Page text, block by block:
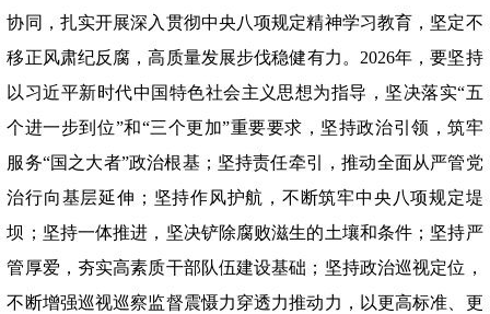
协同，扎实开展深入贯彻中央八项规定精神学习教育，坚定不
移正风肃纪反腐，高质量发展步伐稳健有力。2026年，要坚持
以习近平新时代中国特色社会主义思想为指导，坚决落实“五
个进一步到位”和“三个更加”重要要求，坚持政治引领，筑牢
服务“国之大者”政治根基；坚持责任牵引，推动全面从严管党
治行向基层延伸；坚持作风护航，不断筑牢中央八项规定堤
坝；坚持一体推进，坚决铲除腐败滋生的土壤和条件；坚持严
管厚爱，夯实高素质干部队伍建设基础；坚持政治巡视定位，
不断增强巡视巡察监督震慑力穿透力推动力，以更高标准、更